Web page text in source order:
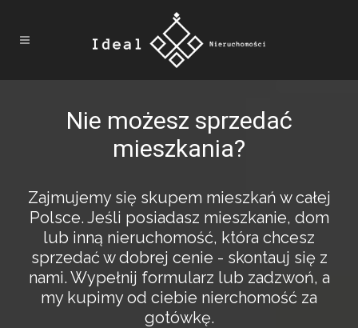
Nie możesz sprzedać
mieszkania?
Zajmujemy się skupem mieszkań w całej
Polsce. Jeśli posiadasz mieszkanie, dom
lub inną nieruchomość, która chcesz
sprzedać w dobrej cenie - skontauj się z
nami. Wypełnij formularz lub zadzwoń, a
my kupimy od ciebie nierchomość za
gotówkę.